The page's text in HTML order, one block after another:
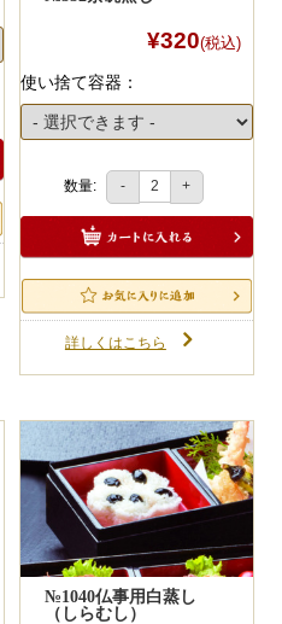
¥320(税込)
使い捨て容器：
数量: - +
詳しくはこちら
№1040仏事用白蒸し
（しらむし）